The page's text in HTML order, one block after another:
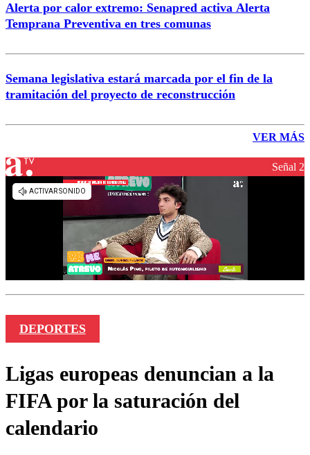
Alerta por calor extremo: Senapred activa Alerta
Temprana Preventiva en tres comunas
Semana legislativa estará marcada por el fin de la
tramitación del proyecto de reconstrucción
VER MÁS
Señal 2
DEPORTES
Ligas europeas denuncian a la
FIFA por la saturación del
calendario